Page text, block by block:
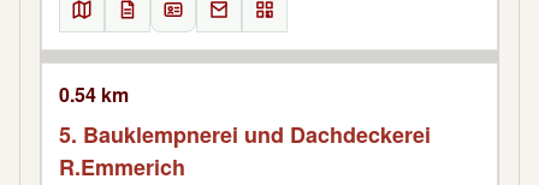
0.54 km
5. Bauklempnerei und Dachdeckerei
R.Emmerich